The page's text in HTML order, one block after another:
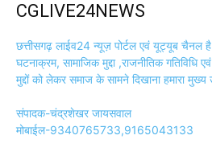
CGLIVE24NEWS
छत्तीसगढ़ लाईव24 न्यूज़ पोर्टल एवं यूट्यूब चैनल है
घटनाक्रम, सामाजिक मुद्दा ,राजनीतिक गतिविधि
मुद्दों को लेकर समाज के सामने दिखाना हमारा मुख्य
संपादक-चंद्रशेखर जायसवाल
मोबाईल-9340765733,9165043133